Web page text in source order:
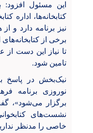
این مسئول
کتابخانه‌ها، اداره
نیز برنامه دارد و
برخی از کتابخانه‌های
تا نیاز این دست از
تامین شود.
نیک‌بخش در پاسخ به
نوروزی برنامه‌
برگزار می‌شود»،
نشست‌های
خاصی را مدنظر